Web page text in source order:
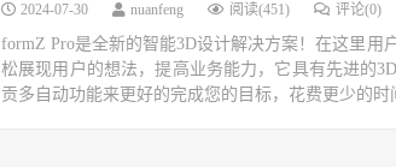
2024-07-30 nuanfeng 阅读(451) 评论(0)
formZ Pro是全新的智能3D设计解决方案！在这里用
松展现用户的想法，提高业务能力，它具有先进的
贡多自动功能来更好的完成您的目标，花费更少的时